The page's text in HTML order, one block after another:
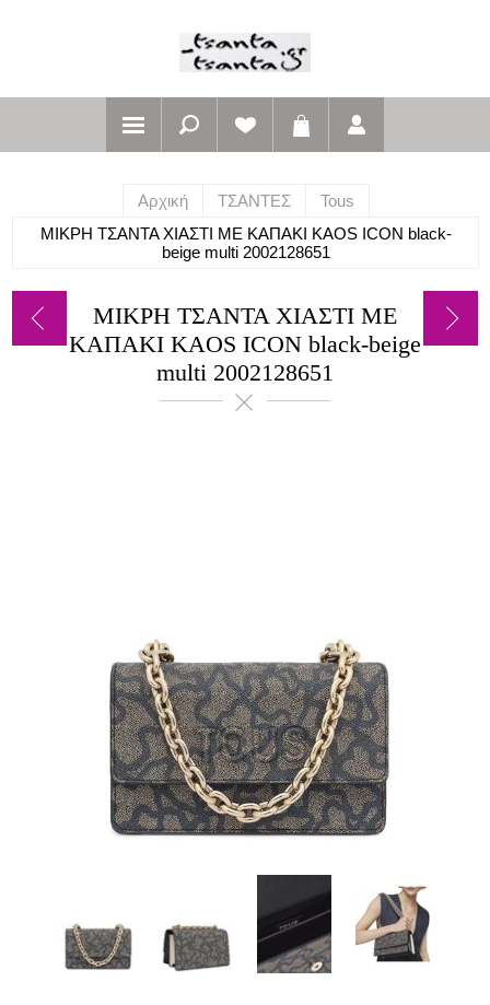
Αρχική ΤΣΑΝΤΕΣ
Tous
ΜΙΚΡΗ ΤΣΑΝΤΑ ΧΙΑΣΤΙ ΜΕ ΚΑΠΑΚΙ KAOS ICON black-
beige multi 2002128651
ΜΙΚΡΗ ΤΣΑΝΤΑ ΧΙΑΣΤΙ ΜΕ
ΚΑΠΑΚΙ KAOS ICON black-beige
multi 2002128651